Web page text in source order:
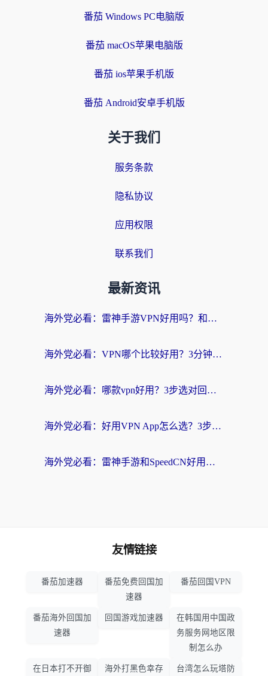
番茄 Windows PC电脑版
番茄 macOS苹果电脑版
番茄 ios苹果手机版
番茄 Android安卓手机版
关于我们
服务条款
隐私协议
应用权限
联系我们
最新资讯
海外党必看：雷神手游VPN好用吗？和天速回国VPN对比哪个回国效果更好？附实用加速器选择指南
海外党必看：VPN哪个比较好用？3分钟找到适合你的回国加速方案
海外党必看：哪款vpn好用？3步选对回国加速器，无缝刷剧玩游戏
海外党必看：好用VPN App怎么选？3步教你无缝访问国内资源
海外党必看：雷神手游和SpeedCN好用吗？3招选对回国加速器无缝刷国内资源
友情链接
番茄加速器
番茄免费回国加
速器
番茄回国VPN
番茄海外回国加
速器
回国游戏加速器
在韩国用中国政
务服务网地区限
制怎么办
在日本打不开御 海外打黑色幸存 台湾怎么玩塔防